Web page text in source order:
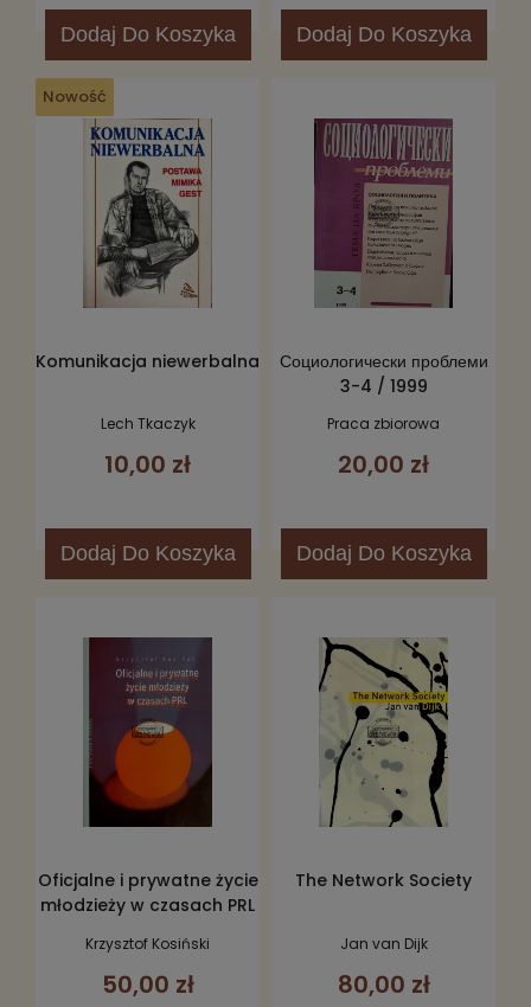
Dodaj Do Koszyka Dodaj Do Koszyka
Komunikacja niewerbalna
Lech Tkaczyk
10,00 zł
Dodaj Do Koszyka
Nowość
Социологически проблеми
3-4 / 1999
Praca zbiorowa
20,00 zł
Dodaj Do Koszyka
Oficjalne i prywatne życie
młodzieży w czasach PRL
Krzysztof Kosiński
50,00 zł
The Network Society
Jan van Dijk
80,00 zł